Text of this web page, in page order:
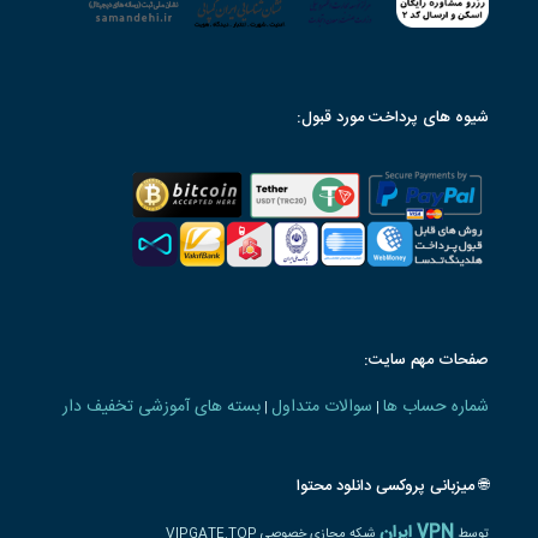
شیوه های پرداخت مورد قبول:
صفحات مهم سایت:
شماره حساب ها | سوالات متداول | بسته های آموزشی تخفیف دار
🌐 میزبانی پروکسی دانلود محتوا